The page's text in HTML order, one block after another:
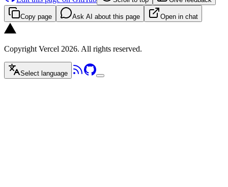
Copy page Ask AI about this page Open in chat
Copyright Vercel 2026. All rights reserved.
Select language